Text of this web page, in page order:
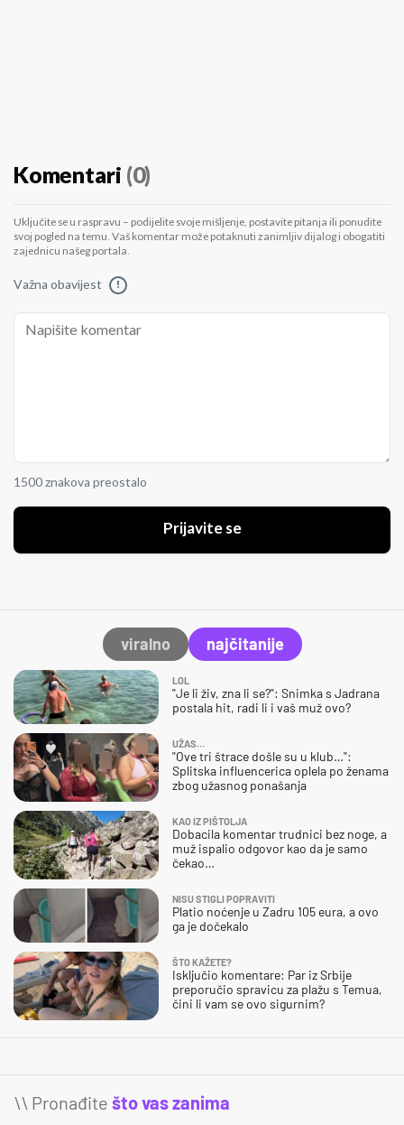
Komentari (0)
Uključite se u raspravu – podijelite svoje mišljenje, postavite pitanja ili ponudite
svoj pogled na temu. Vaš komentar može potaknuti zanimljiv dijalog i obogatiti
zajednicu našeg portala.
Važna obavijest !
1500 znakova preostalo
Prijavite se
viralno najčitanije
LOL
"Je li živ, zna li se?": Snimka s Jadrana
postala hit, radi li i vaš muž ovo?
UŽAS…
"Ove tri štrace došle su u klub…":
Splitska influencerica oplela po ženama
zbog užasnog ponašanja
KAO IZ PIŠTOLJA
Dobacila komentar trudnici bez noge, a
muž ispalio odgovor kao da je samo
čekao…
NISU STIGLI POPRAVITI
Platio noćenje u Zadru 105 eura, a ovo
ga je dočekalo
ŠTO KAŽETE?
Isključio komentare: Par iz Srbije
preporučio spravicu za plažu s Temua,
čini li vam se ovo sigurnim?
\\ Pronađite što vas zanima